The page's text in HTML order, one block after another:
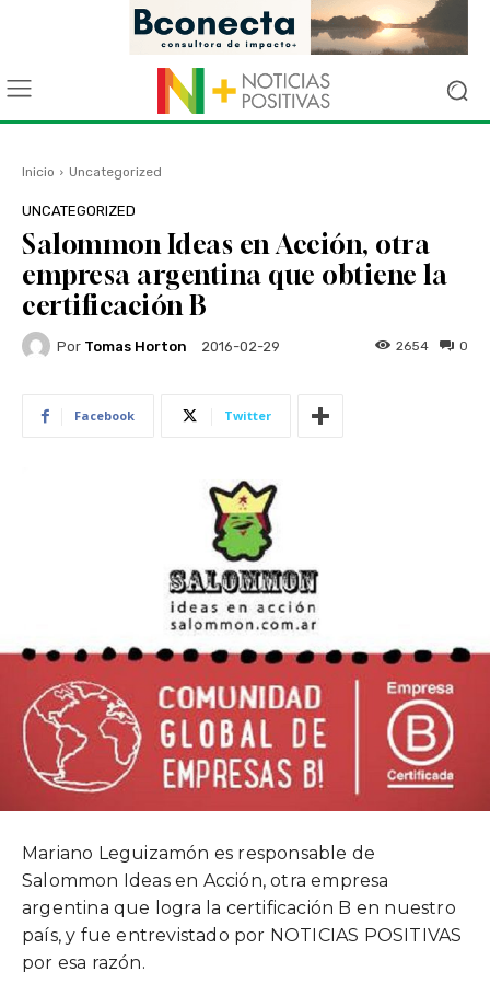
Inicio Uncategorized
UNCATEGORIZED
Salommon Ideas en Acción, otra
empresa argentina que obtiene la
certificación B
Por Tomas Horton 2016-02-29 0
2654
Facebook Twitter
Mariano Leguizamón es responsable de
Salommon Ideas en Acción, otra empresa
argentina que logra la certificación B en nuestro
país, y fue entrevistado por NOTICIAS POSITIVAS
por esa razón.